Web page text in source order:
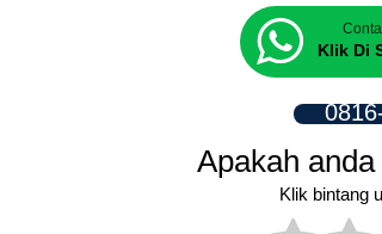
Klik Di
Apakah
Klik bintang